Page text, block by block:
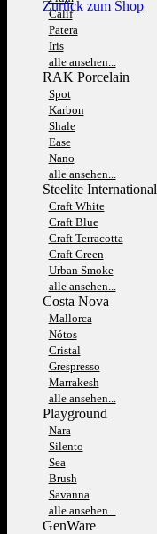
Zurück zum Shop
Calif
Patera
Iris
alle ansehen...
RAK Porcelain
Spot
Karbon
Shale
Ease
Nano
alle ansehen...
Steelite International
Craft White
Craft Blue
Craft Terracotta
Craft Green
Urban Smoke
alle ansehen...
Costa Nova
Mallorca
Nótos
Cristal
Grespresso
Marrakesh
alle ansehen...
Playground
Nara
Silento
Sea
Brush
Savanna
alle ansehen...
GenWare